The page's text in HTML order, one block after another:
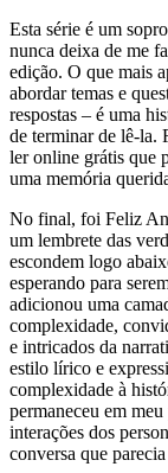
Esta série é um
nunca deixa de me
edição. O que mais
abordar temas e
respostas – é uma
de terminar de lê-la.
ler online grátis que
uma memória
No final, foi Feliz
um lembrete das
escondem logo
esperando para
adicionou uma
complexidade,
e intricados da
estilo lírico e
complexidade à
permaneceu em
interações dos
conversa que